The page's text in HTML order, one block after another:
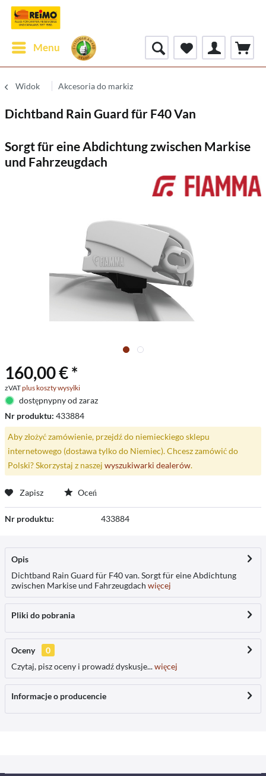
Menu
Widok Akcesoria do markiz
Dichtband Rain Guard für F40 Van
Sorgt für eine Abdichtung zwischen Markise
und Fahrzeugdach
160,00 € *
zVATplus koszty wysyłki
dostępnypny od zaraz
Nr produktu: 433884
Aby złożyć zamówienie, przejdź do niemieckiego sklepu
internetowego (dostawa tylko do Niemiec). Chcesz zamówić do
Polski? Skorzystaj z naszej wyszukiwarki dealerów.
Zapisz Oceń
Nr produktu: 433884
Opis
Dichtband Rain Guard für F40 van. Sorgt für eine Abdichtung
zwischen Markise und Fahrzeugdach więcej
Pliki do pobrania
Oceny
0
Czytaj, pisz oceny i prowadź dyskusje...więcej
Informacje o producencie